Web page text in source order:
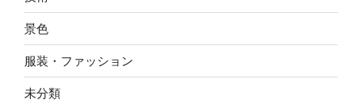
景色
服装・ファッション
未分類